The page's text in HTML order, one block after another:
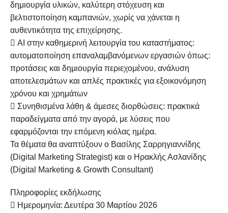
δημιουργία υλικών, καλύτερη στόχευση και
βελτιστοποίηση καμπανιών, χωρίς να χάνεται η
αυθεντικότητα της επιχείρησης.
 AI στην καθημερινή λειτουργία του καταστήματος:
αυτοματοποίηση επαναλαμβανόμενων εργασιών όπως:
προτάσεις και δημιουργία περιεχομένου, ανάλυση
αποτελεσμάτων και απλές πρακτικές για εξοικονόμηση
χρόνου και χρημάτων
 Συνηθισμένα λάθη & άμεσες διορθώσεις: πρακτικά
παραδείγματα από την αγορά, με λύσεις που
εφαρμόζονται την επόμενη κιόλας ημέρα.
Τα θέματα θα αναπτύξουν ο Βασίλης Σαρρηγιαννίδης
(Digital Marketing Strategist) και ο Ηρακλής Ασλανίδης
(Digital Marketing & Growth Consultant)
Πληροφορίες εκδήλωσης
 Ημερομηνία: Δευτέρα 30 Μαρτίου 2026